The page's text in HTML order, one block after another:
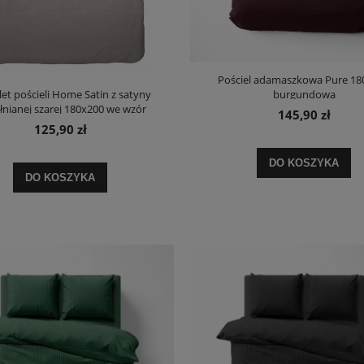
Elegant 220x200 w
regularna:141,90 zł
cena:141,90 zł
liście monstery
Cena regularna:107,90 zł
pościeli Home Satin z satyny
szarej 180x200 we wzór
geometryczny
125,90 zł
DO KOSZYKA
Pościel adamaszkowa Pure
burgundowa
145,90 zł
DO KOSZYKA